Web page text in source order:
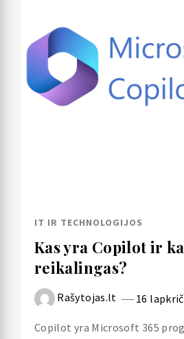
IT IR TECHNOLOGIJOS
Kas yra Copilot ir
reikalingas?
Rašytojas.lt 16
Copilot yra Microsoft 365